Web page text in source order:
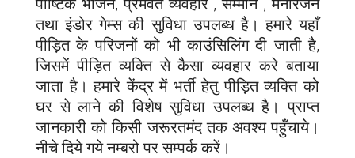
पोष्टिक भोजन, प्रेमवत व्यवहार , सम्मान , मनोरंजन
तथा इंडोर गेम्स की सुविधा उपलब्ध है। हमारे यहाँ
पीड़ित के परिजनों को भी काउंसिलिंग दी जाती है,
जिसमें पीड़ित व्यक्ति से कैसा व्यवहार करे बताया
जाता है। हमारे केंद्र में भर्ती हेतु पीड़ित व्यक्ति को
घर से लाने की विशेष सुविधा उपलब्ध है। प्राप्त
जानकारी को किसी जरूरतमंद तक अवश्य पहुँचाये।
नीचे दिये गये नम्बरो पर सम्पर्क करें।